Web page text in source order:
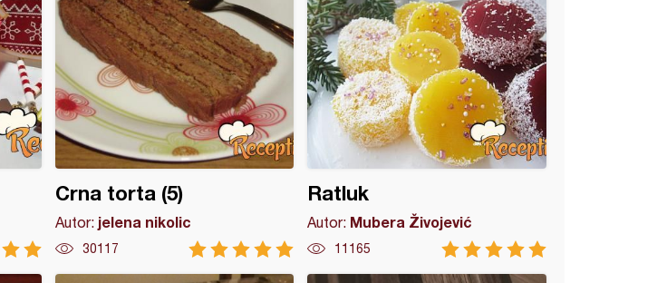
Crna torta (5)
Autor: jelena nikolic
30117
Ratluk
Autor: Mubera Živojević
11165